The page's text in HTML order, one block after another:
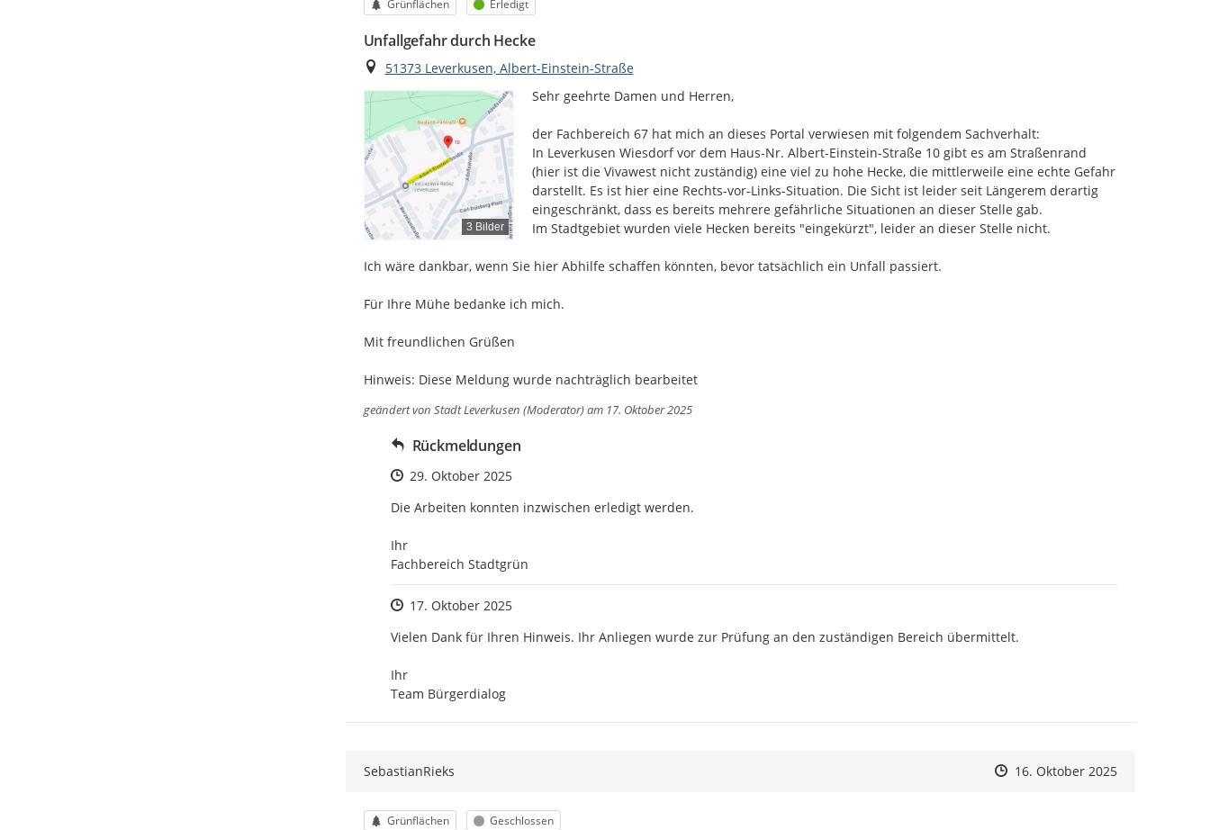
Kategorie
Grünflächen Status
Erledigt
Unfallgefahr durch Hecke
Ort
51373 Leverkusen, Albert-Einstein-Straße
3 Bilder
Sehr geehrte Damen und Herren,
der Fachbereich 67 hat mich an dieses Portal verwiesen mit folgendem Sachverhalt:
In Leverkusen Wiesdorf vor dem Haus-Nr. Albert-Einstein-Straße 10 gibt es am Straßenrand
(hier ist die Vivawest nicht zuständig) eine viel zu hohe Hecke, die mittlerweile eine echte Gefahr
darstellt. Es ist hier eine Rechts-vor-Links-Situation. Die Sicht ist leider seit Längerem derartig
eingeschränkt, dass es bereits mehrere gefährliche Situationen an dieser Stelle gab.
Im Stadtgebiet wurden viele Hecken bereits "eingekürzt", leider an dieser Stelle nicht.
Ich wäre dankbar, wenn Sie hier Abhilfe schaffen könnten, bevor tatsächlich ein Unfall passiert.
Für Ihre Mühe bedanke ich mich.
Mit freundlichen Grüßen
Hinweis: Diese Meldung wurde nachträglich bearbeitet
geändert von Stadt Leverkusen (Moderator)am 17. Oktober 2025
Rückmeldungen
Zeitpunkt des Erstellens
29. Oktober 2025
Die Arbeiten konnten inzwischen erledigt werden.
Ihr
Fachbereich Stadtgrün
Zeitpunkt des Erstellens
17. Oktober 2025
Vielen Dank für Ihren Hinweis. Ihr Anliegen wurde zur Prüfung an den zuständigen Bereich übermittelt.
Ihr
Team Bürgerdialog
SebastianRieks Zeitpunkt des Erstellens
Zeitpunkt des Erstellens
16. Oktober 2025Zur Äußerung
Kategorie
Grünflächen Status
Geschlossen